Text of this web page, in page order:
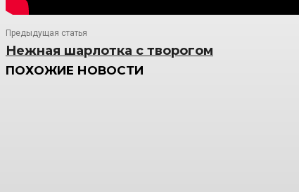
Предыдущая статья
Нежная шарлотка с творогом
ПОХОЖИЕ НОВОСТИ